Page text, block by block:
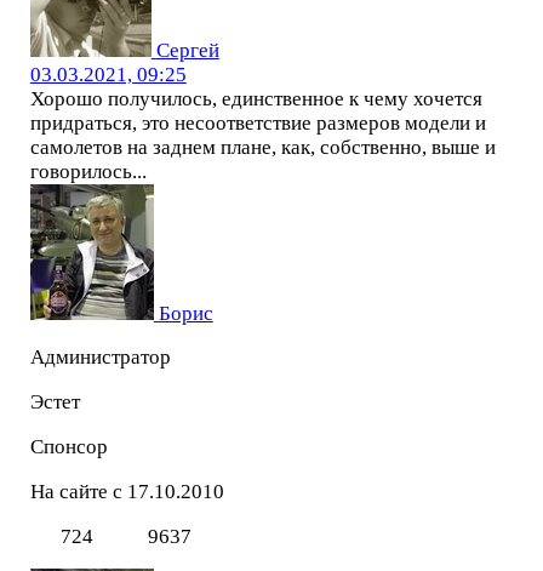
Сергей
03.03.2021, 09:25
Хорошо получилось, единственное к чему хочется
придраться, это несоответствие размеров модели и
самолетов на заднем плане, как, собственно, выше и
говорилось...
Борис
Администратор
Эстет
Спонсор
На сайте с 17.10.2010
724
9637